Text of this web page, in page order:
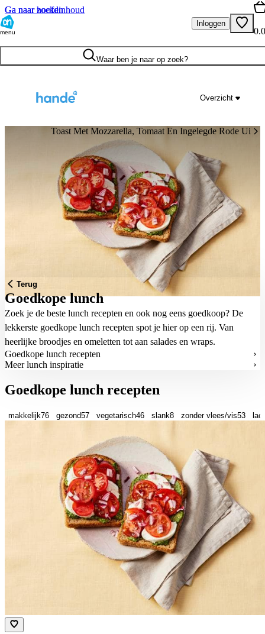
Ga naar hoofdinhoud
Ga naar zoeken
menu
Inloggen
Waar ben je naar op zoek?
Overzicht
Toast Met Mozzarella, Tomaat En Ingelegde Rode Ui
Terug
Goedkope lunch
Zoek je de beste lunch recepten en ook nog eens goedkoop? De
lekkerste goedkope lunch recepten spot je hier op een rij. Van
heerlijke broodjes en omeletten tot aan salades en wraps.
Goedkope lunch recepten
Meer lunch inspiratie
Goedkope lunch recepten
makkelijk76 gezond57 vegetarisch46 slank8 zonder vlees/vis53